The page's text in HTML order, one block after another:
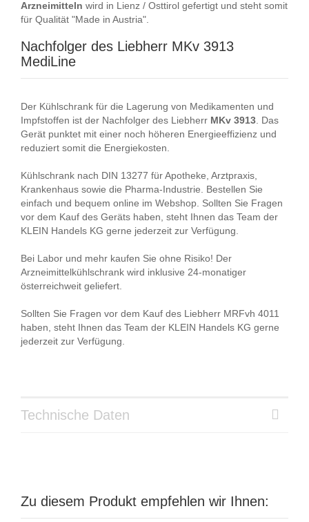
Arzneimitteln wird in Lienz / Osttirol gefertigt und steht somit
für Qualität "Made in Austria".
Nachfolger des Liebherr MKv 3913
MediLine
Der Kühlschrank für die Lagerung von Medikamenten und
Impfstoffen ist der Nachfolger des Liebherr MKv 3913 . Das
Gerät punktet mit einer noch höheren Energieeffizienz und
reduziert somit die Energiekosten.
Kühlschrank nach DIN 13277 für Apotheke, Arztpraxis,
Krankenhaus sowie die Pharma-Industrie. Bestellen Sie
einfach und bequem online im Webshop. Sollten Sie Fragen
vor dem Kauf des Geräts haben, steht Ihnen das Team der
KLEIN Handels KG gerne jederzeit zur Verfügung.
Bei Labor und mehr kaufen Sie ohne Risiko! Der
Arzneimittelkühlschrank wird inklusive 24-monatiger
österreichweit geliefert.
Sollten Sie Fragen vor dem Kauf des Liebherr MRFvh 4011
haben, steht Ihnen das Team der KLEIN Handels KG gerne
jederzeit zur Verfügung.
Technische Daten
Zu diesem Produkt empfehlen wir Ihnen: